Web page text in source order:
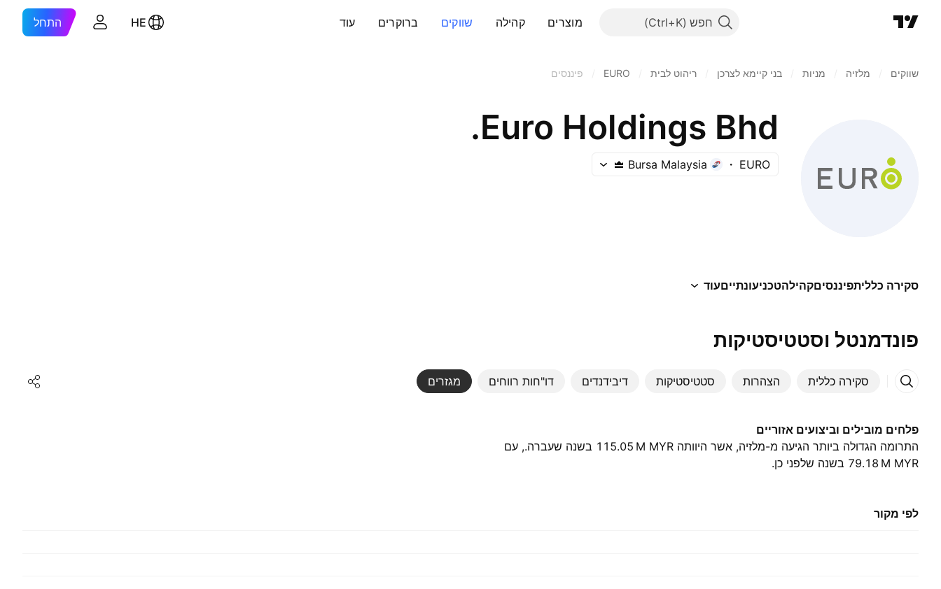
חפש מוצרים קהילה שווקים ברוקרים עוד HE התחל
שווקים מלזיה מניות‏ בני קיימא לצרכן ריהוט לבית EURO פיננסים
Euro Holdings Bhd.
EURO
Bursa Malaysia
סקירה כלליתפיננסיםקהילהטכניעונתייםעוד
פונדמנטל וסטטיסטיקות
סקירה כללית הצהרות סטטיסטיקות דיבידנדים דו"חות רווחים מגזרים
פלחים מובילים וביצועים אזוריים
התרומה הגדולה ביותר הגיעה מ-מלזיה, אשר היוותה ‪115.05 M‬ MYR בשנה שעברה., עם
‪79.18 M‬ MYR בשנה שלפני כן.
לפי מקור